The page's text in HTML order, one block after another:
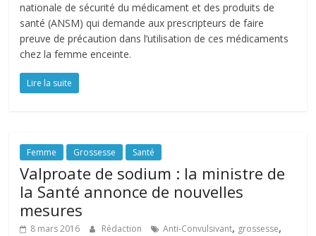
nationale de sécurité du médicament et des produits de
santé (ANSM) qui demande aux prescripteurs de faire
preuve de précaution dans l’utilisation de ces médicaments
chez la femme enceinte.
Lire la suite
Femme Grossesse Santé
Valproate de sodium : la ministre de
la Santé annonce de nouvelles
mesures
8 mars 2016 Rédaction Anti-Convulsivant, grossesse,